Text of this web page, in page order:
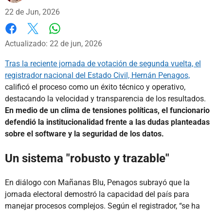
22 de Jun, 2026
Facebook
X
Actualizado: 22 de jun, 2026
Tras la reciente jornada de votación de segunda vuelta, el
registrador nacional del Estado Civil, Hernán Penagos,
calificó el proceso como un éxito técnico y operativo,
destacando la velocidad y transparencia de los resultados.
En medio de un clima de tensiones políticas, el funcionario
defendió la institucionalidad frente a las dudas planteadas
sobre el software y la seguridad de los datos.
Un sistema "robusto y trazable"
En diálogo con Mañanas Blu, Penagos subrayó que la
jornada electoral demostró la capacidad del país para
manejar procesos complejos. Según el registrador, “se ha